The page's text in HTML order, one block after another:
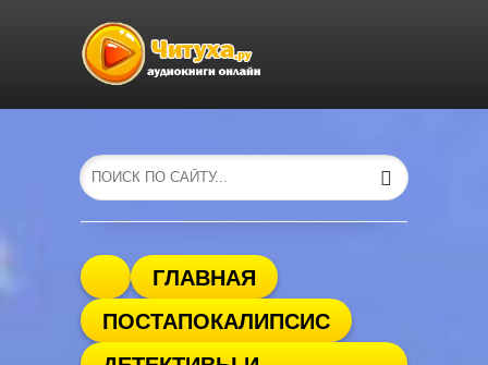
ГЛАВНАЯ
ПОСТАПОКАЛИПСИС